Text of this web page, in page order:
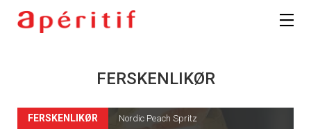
FERSKENLIKØR
FERSKENLIKØR Nordic Peach Spritz